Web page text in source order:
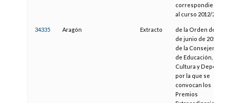
correspondientes
al curso 2012/2013
34335 Aragón Extracto
de la Orden de 20
de junio de 2016,
de la Consejera
de Educación,
Cultura y Deporte,
por la que se
convocan los
Premios